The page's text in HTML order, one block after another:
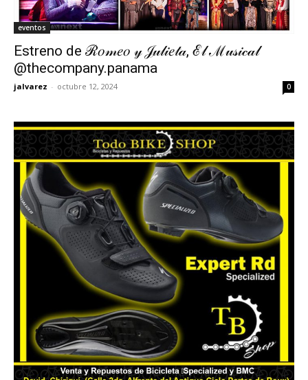
eventos
Estreno de ℛ𝑜𝓂𝑒𝑜 𝓎 𝒥𝓊𝓁𝒾𝑒𝓉𝒶, ℰ𝓁 ℳ𝓊𝓈𝒾𝒸𝒶𝓁
@thecompany.panama
jalvarez - octubre 12, 2024 0